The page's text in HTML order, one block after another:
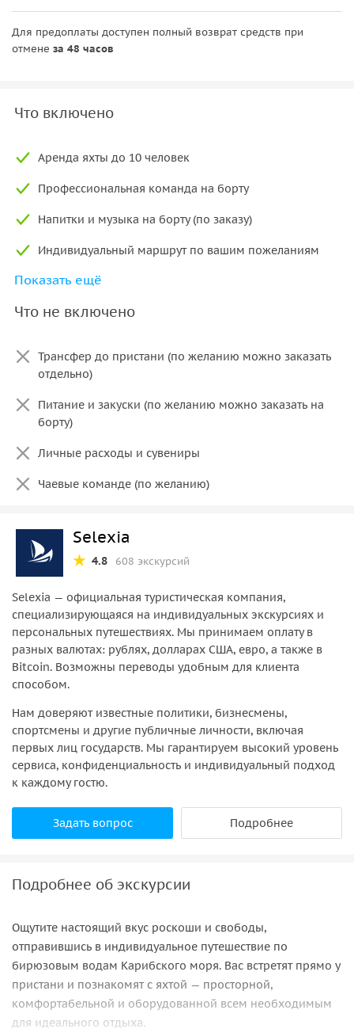
Для предоплаты доступен полный возврат средств при
отмене за 48 часов
Что включено
Аренда яхты до 10 человек
Профессиональная команда на борту
Напитки и музыка на борту (по заказу)
Индивидуальный маршрут по вашим пожеланиям
Фото-остановки и возможность фотосессии
Показать ещё
Что не включено
Трансфер до пристани (по желанию можно заказать
отдельно)
Питание и закуски (по желанию можно заказать на
борту)
Личные расходы и сувениры
Чаевые команде (по желанию)
Selexia
4.8 608 экскурсий
Selexia — официальная туристическая компания,
специализирующаяся на индивидуальных экскурсиях и
персональных путешествиях. Мы принимаем оплату в
разных валютах: рублях, долларах США, евро, а также в
Bitcoin. Возможны переводы удобным для клиента
способом.
Нам доверяют известные политики, бизнесмены,
спортсмены и другие публичные личности, включая
первых лиц государств. Мы гарантируем высокий уровень
сервиса, конфиденциальность и индивидуальный подход
к каждому гостю.
Задать вопрос Подробнее
Подробнее об экскурсии
Ощутите настоящий вкус роскоши и свободы,
отправившись в индивидуальное путешествие по
бирюзовым водам Карибского моря. Вас встретят прямо у
пристани и познакомят с яхтой — просторной,
комфортабельной и оборудованной всем необходимым
для идеального отдыха.